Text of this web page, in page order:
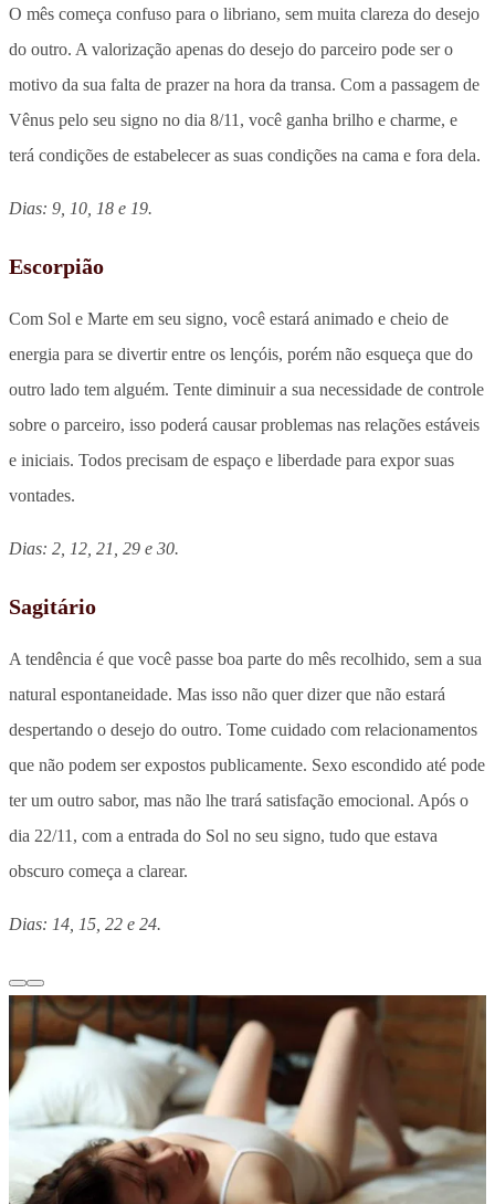
O mês começa confuso para o libriano, sem muita clareza do desejo
do outro. A valorização apenas do desejo do parceiro pode ser o
motivo da sua falta de prazer na hora da transa. Com a passagem de
Vênus pelo seu signo no dia 8/11, você ganha brilho e charme, e
terá condições de estabelecer as suas condições na cama e fora dela.
Dias: 9, 10, 18 e 19.
Escorpião
Com Sol e Marte em seu signo, você estará animado e cheio de
energia para se divertir entre os lençóis, porém não esqueça que do
outro lado tem alguém. Tente diminuir a sua necessidade de controle
sobre o parceiro, isso poderá causar problemas nas relações estáveis
e iniciais. Todos precisam de espaço e liberdade para expor suas
vontades.
Dias: 2, 12, 21, 29 e 30.
Sagitário
A tendência é que você passe boa parte do mês recolhido, sem a sua
natural espontaneidade. Mas isso não quer dizer que não estará
despertando o desejo do outro. Tome cuidado com relacionamentos
que não podem ser expostos publicamente. Sexo escondido até pode
ter um outro sabor, mas não lhe trará satisfação emocional. Após o
dia 22/11, com a entrada do Sol no seu signo, tudo que estava
obscuro começa a clarear.
Dias: 14, 15, 22 e 24.